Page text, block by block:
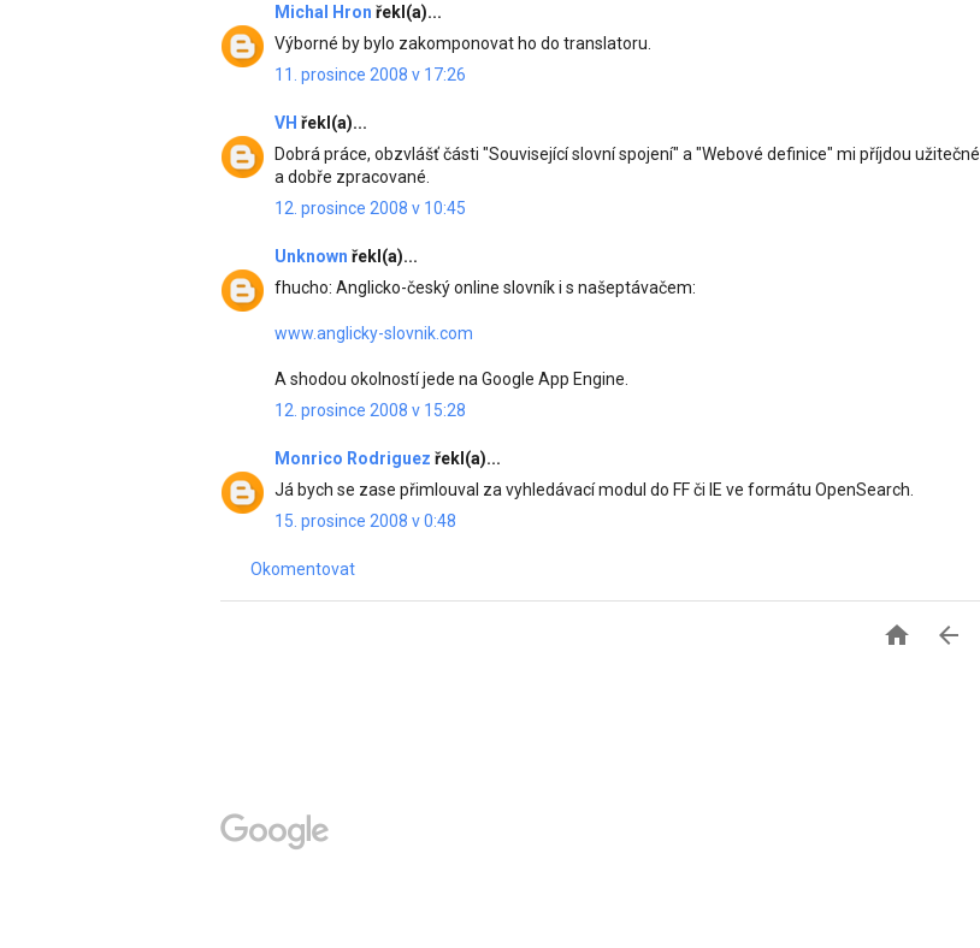
Michal Hron řekl(a)...
Výborné by bylo zakomponovat ho do translatoru.
11. prosince 2008 v 17:26
VH řekl(a)...
Dobrá práce, obzvlášť části "Související slovní spojení" a "Webové definice" mi příjdou užitečné
a dobře zpracované.
12. prosince 2008 v 10:45
Unknown řekl(a)...
fhucho: Anglicko-český online slovník i s našeptávačem:
www.anglicky-slovnik.com
A shodou okolností jede na Google App Engine.
12. prosince 2008 v 15:28
Monrico Rodriguez řekl(a)...
Já bych se zase přimlouval za vyhledávací modul do FF či IE ve formátu OpenSearch.
15. prosince 2008 v 0:48
Okomentovat
 